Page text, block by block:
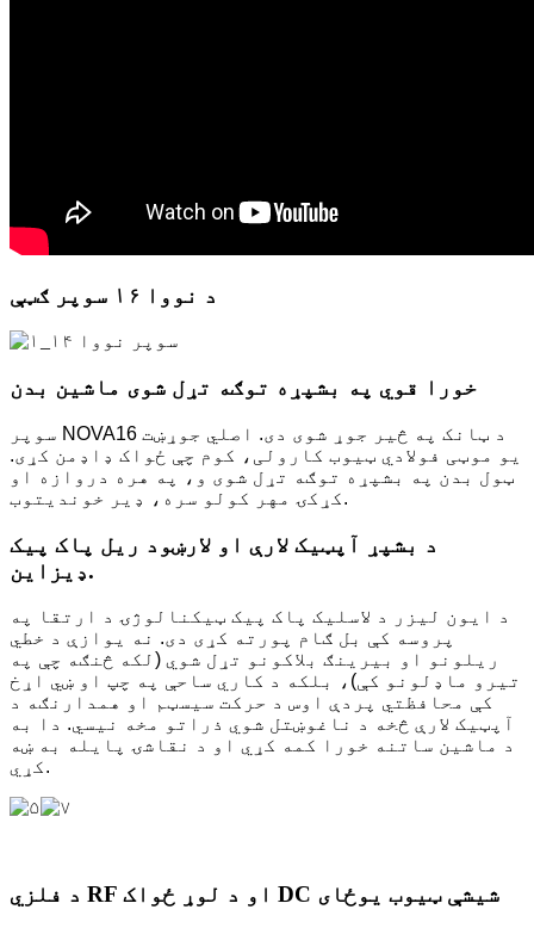
د نووا ۱۶ سوپر ګټې
خورا قوي په بشپړه توګه تړل شوی ماشین بدن
سوپر NOVA16 د ټانک په څیر جوړ شوی دی. اصلي جوړښت
یو موټی فولادي ټیوب کارولی، کوم چې ځواک ډاډمن کړی.
ټول بدن په بشپړه توګه تړل شوی و، په هره دروازه او
کړکۍ مهر کولو سره، ډیر خوندیتوب.
د بشپړ آپټیک لارې او لارښود ریل پاک پیک
ډیزاین.
د ایون لیزر د لاسلیک پاک پیک ټیکنالوژۍ د ارتقا په
پروسه کې بل ګام پورته کړی دی. نه یوازې د خطي
ریلونو او بیرینګ بلاکونو تړل شوي (لکه څنګه چې په
تیرو ماډلونو کې)، بلکه د کاري ساحې په چپ او ښي اړخ
کې محافظتي پردې اوس د حرکت سیسټم او همدارنګه د
آپټیک لارې څخه د ناغوښتل شوي ذراتو مخه نیسي. دا به
د ماشین ساتنه خورا کمه کړي او د نقاشۍ پایله به ښه
کړي.
د فلزي RF او د لوړ ځواک DC شیشې ټیوب یوځای